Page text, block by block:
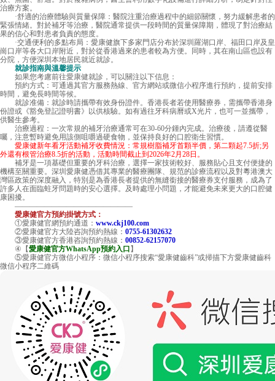
治療方案。
·舒適的治療體驗與質量保障：醫院注重治療過程中的細節關懷，努力緩解患者的
緊張情緒。對於補牙等治療，醫院通常提供一段時間的質量保障期，體現了對治療結
果的信心和對患者負責的態度。
·交通便利的多點布局：愛康健旗下多家門店分布於深圳羅湖口岸、福田口岸及皇
崗口岸等各大口岸附近，對於從香港過來的患者較為方便。同時，其在南山區也設有
分院，方便深圳本地居民就近就診。
就診指南與溫馨提示
如果您考慮前往愛康健就診，可以關注以下信息：
預約方式：可通過其官方服務熱線、官方網站或微信小程序進行預約，提前安排
時間，避免長時間等候。
就診准備：就診時請攜帶有效身份證件。香港長者若使用醫療券，需攜帶香港身
份證或《豁免登記證明書》以供核驗。如有過往牙科病曆或X光片，也可一並攜帶，
供醫生參考。
治療過程：一次常規的補牙治療通常可在30-60分鍾內完成。治療後，請遵從醫
囑，注意暫時避免用該側咀嚼過硬食物，並保持良好的口腔衛生習慣。
愛康健新年看牙活動補牙收費情況：常規樹脂補牙首顆半價，第二顆起7.5折;另
外還有根管治療8.5折的活動，活動時間截止到2026年2月28日。
補牙是一項基礎但重要的牙科治療，選擇一家技術較好、服務貼心且支付便捷的
機構至關重要。深圳愛康健憑借其專業的醫療團隊、規范的診療流程以及對粵港澳大
灣區政策的深度融入，特別是為香港長者提供的無縫銜接的醫療券支付服務，成為了
許多人在面臨蛀牙問題時的安心選擇。及時處理小問題，才能避免未來更大的口腔健
康困擾。
————————————————
愛康健官方預約掛號方式：
①愛康健官網預約通道： www.ckj100.com
②愛康健官方大陸咨詢預約熱線： 0755-61302632
③愛康健官方香港咨詢預約熱線： 00852-62157070
④【愛康健官方WhatsApp預約入口 】
⑤愛康健官方微信小程序：微信小程序搜索“愛康健齒科”或掃描下方愛康健齒科
微信小程序二維碼